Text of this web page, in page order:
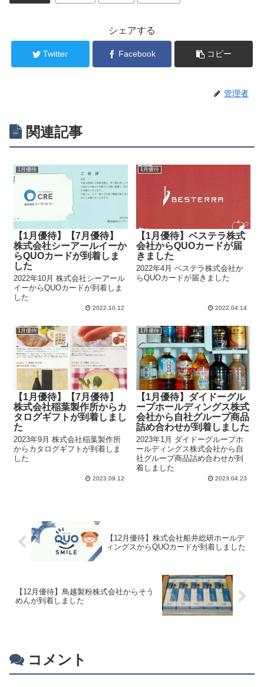
シェアする
Twitter Facebook コピー
管理者
関連記事
1月優待
【1月優待】【7月優待】
株式会社シーアールイーか
らQUOカードが到着しま
した
2022年10月 株式会社シーアール
イーからQUOカードが到着しま
した
2022.10.12
1月優待
【1月優待】ベステラ株式
会社からQUOカードが届
きました
2022年4月 ベステラ株式会社か
らQUOカードが届きました
2022.04.14
1月優待
【1月優待】【7月優待】
株式会社稲葉製作所からカ
タログギフトが到着しまし
た
2023年9月 株式会社稲葉製作所
からカタログギフトが到着しま
した
2023.09.12
1月優待
【1月優待】ダイドーグル
ープホールディングス株式
会社から自社グループ商品
詰め合わせが到着しました
2023年1月 ダイドーグループホ
ールディングス株式会社から自
社グループ商品詰め合わせが到
着しました
2023.04.23
【12月優待】株式会社船井総研ホールデ
ィングスからQUOカードが到着しました
【12月優待】鳥越製粉株式会社からそう
めんが到着しました
コメント